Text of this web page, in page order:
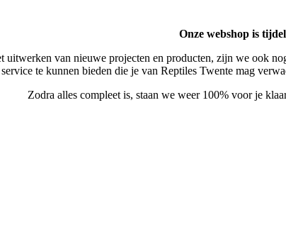
Onze webshop is
uitwerken van nieuwe projecten en producten, zijn we ook
te kunnen bieden die je van Reptiles Twente mag
Zodra alles compleet is, staan we weer 100% voor je